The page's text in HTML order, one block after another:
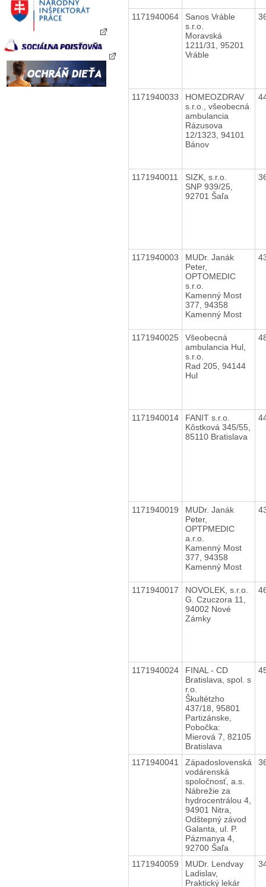
1171940064
Sanos Vráble
s.r.o.
Moravská
1211/31, 95201
Vráble
1171940033
HOMEOZDRAV
s.r.o., všeobecná
ambulancia
Rázusova
12/1323, 94101
Bánov
1171940011
SIZK, s.r.o.
SNP 939/25,
92701 Šaľa
1171940003
MUDr. Janák
Peter,
OPTOMEDIC
s.r.o.
Kamenný Most
377, 94358
Kamenný Most
1171940025
Všeobecná
ambulancia Hul,
s.r.o.
Rad 205, 94144
Hul
1171940014
FANIT s.r.o.
Kôstková 345/55,
85110 Bratislava
1171940019
MUDr. Janák
Peter,
OPTPMEDIC
a.r.o.
Kamenný Most
377, 94358
Kamenný Most
1171940017
NOVOLEK, s.r.o.
G. Czuczora 11,
94002 Nové
Zámky
1171940024
FINAL - CD
Bratislava, spol. s
r.o.
Škultétzho
437/18, 95801
Partizánske,
Pobočka:
Mierová 7, 82105
Bratislava
1171940041
Západoslovenská
vodárenská
spoločnosť, a.s.
Nábrežie za
hydrocentrálou 4,
94901 Nitra,
Odštepný závod
Galanta, ul. P.
Pázmanya 4,
92700 Šaľa
1171940059
MUDr. Lendvay
Ladislav,
Praktický lekár